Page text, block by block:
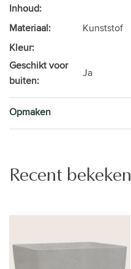
Inhoud:
Materiaal:
Kunststof
Kleur:
Geschikt voor
buiten:
Ja
Opmaken
Recent bekeken